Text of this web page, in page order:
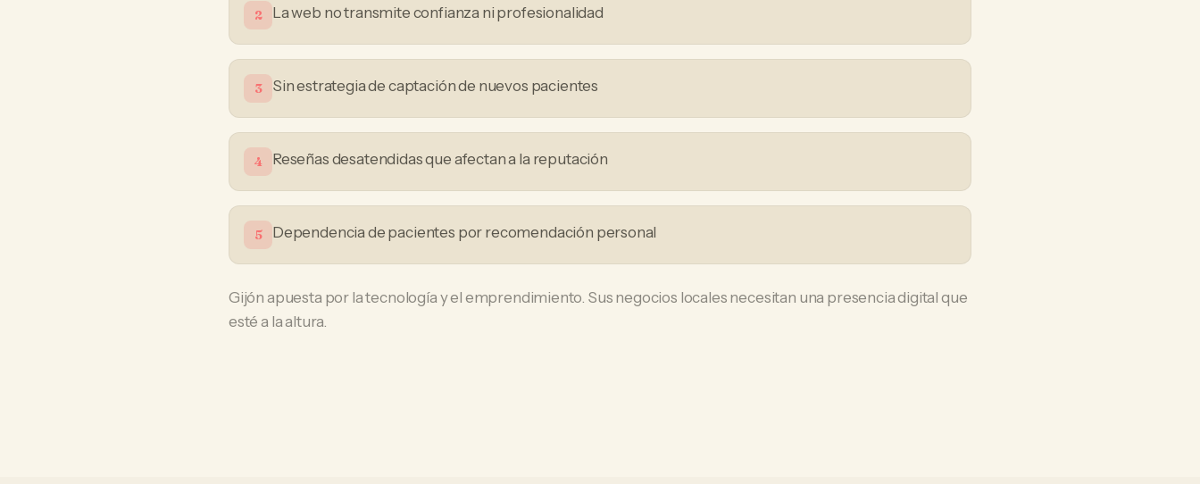
2 La web no transmite confianza ni profesionalidad
3 Sin estrategia de captación de nuevos pacientes
4 Reseñas desatendidas que afectan a la reputación
5 Dependencia de pacientes por recomendación personal
Gijón apuesta por la tecnología y el emprendimiento. Sus negocios locales necesitan una presencia digital que
esté a la altura.